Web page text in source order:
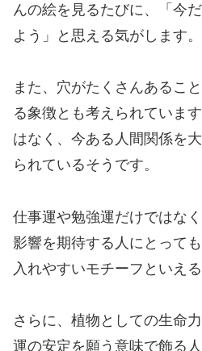
んの絵を見るたびに、「今
よう」と思える気がします。
また、穴がたくさんあるこ
る象徴とも考えられていま
はなく、今ある人間関係を
られているそうです。
仕事運や勉強運だけではな
影響を期待する人にとって
入れやすいモチーフといえる
さらに、植物としての生命
運の安定を願う意味で飾る